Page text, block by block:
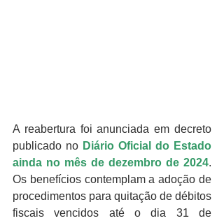
A reabertura foi anunciada em decreto
publicado no Diário Oficial do Estado
ainda no mês de dezembro de 2024.
Os benefícios contemplam a adoção de
procedimentos para quitação de débitos
fiscais vencidos até o dia 31 de